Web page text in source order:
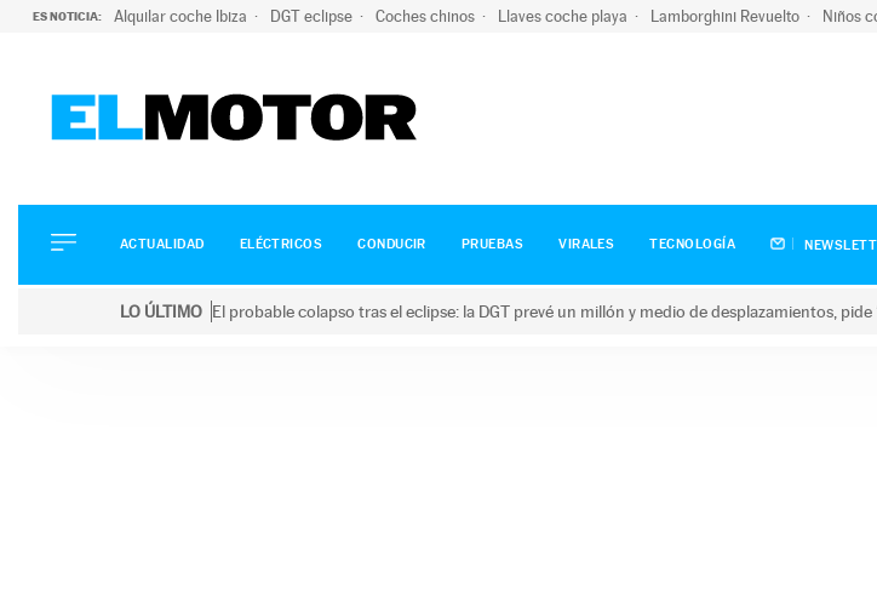
ES NOTICIA: Alquilar coche Ibiza DGT eclipse Coches chinos Llaves coche playa Lamborghini Revuelto Niños
ELÉCTRICOS
CONDUCIR
ACTUALIDAD ELÉCTRICOS CONDUCIR PRUEBAS VIRALES TECNOLOGÍA
LO ÚLTIMO El probable colapso tras el eclipse: la DGT prevé un millón y medio de desplazamientos,